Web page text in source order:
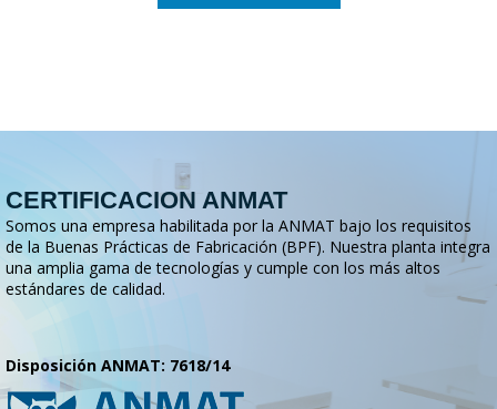
CERTIFICACION ANMAT
Somos una empresa habilitada por la ANMAT bajo los requisitos
de la Buenas Prácticas de Fabricación (BPF). Nuestra planta integra
una amplia gama de tecnologías y cumple con los más altos
estándares de calidad.
Disposición ANMAT: 7618/14